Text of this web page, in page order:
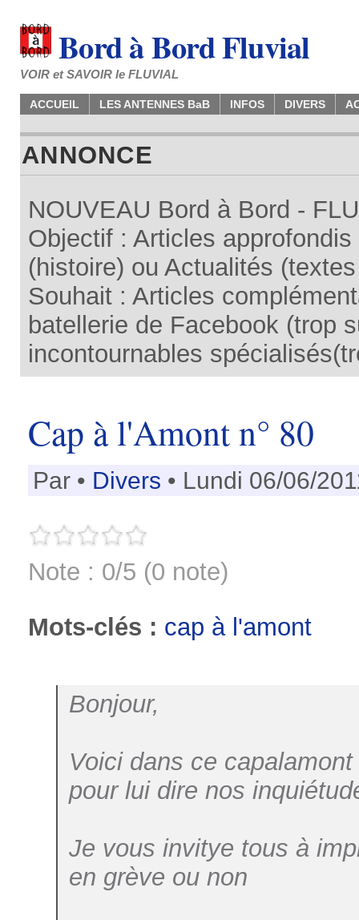
Bord à Bord Fluvial
VOIR et SAVOIR le FLUVIAL
ACCUEIL LES ANTENNES BaB INFOS DIVERS
ANNONCE
NOUVEAU Bord à Bord -
Objectif : Articles
(histoire) ou Actualités
Souhait : Articles
batellerie de Facebook (trop
incontournables
Cap à l'Amont n° 80
Par • Divers • Lundi 06/06/
Note : 0/5 (0 note)
Mots-clés : cap à l'amont
Bonjour,
Voici dans ce
pour lui dire nos
Je vous invitye tous à
en grève ou non